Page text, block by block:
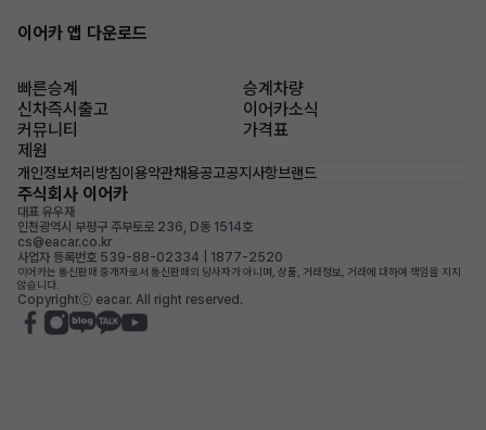
이어카 앱 다운로드
빠른승계
승계차량
신차즉시출고
이어카소식
커뮤니티
가격표
제원
개인정보처리방침이용약관채용공고공지사항브랜드
주식회사 이어카
대표 유우재
인천광역시 부평구 주부토로 236, D동 1514호
cs@eacar.co.kr
사업자 등록번호 539-88-02334 | 1877-2520
이어카는 통신판매 중개자로서 통신판매의 당사자가 아니며, 상품, 거래정보, 거래에 대하여 책임을 지지
않습니다.
Copyrightⓒ eacar. All right reserved.